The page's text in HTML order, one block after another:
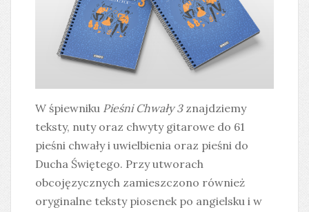
W śpiewniku Pieśni Chwały 3znajdziemy
teksty, nuty oraz chwyty gitarowe do 61
pieśni chwały i uwielbienia oraz pieśni do
Ducha Świętego. Przy utworach
obcojęzycznych zamieszczono również
oryginalne teksty piosenek po angielsku i w